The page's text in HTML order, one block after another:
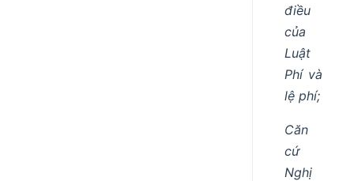
điều
của
Luật
Phí và
lệ phí;
Căn
cứ
Nghị